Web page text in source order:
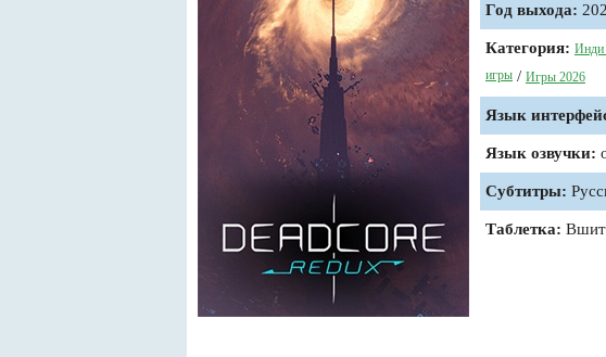
Год выхода:
Категория: Инди
игры / Игры 2026
Язык
Язык озвучки:
Субтитры:
Таблетка: